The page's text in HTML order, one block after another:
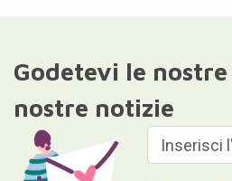
Godetevi le
nostre notizie